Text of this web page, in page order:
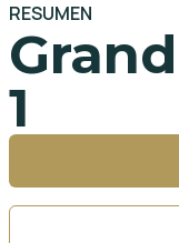
RESUMEN
1